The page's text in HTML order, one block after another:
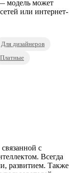
модель может
или интернет-
Для дизайнеров
Платные
с
Всегда
развитием. Также